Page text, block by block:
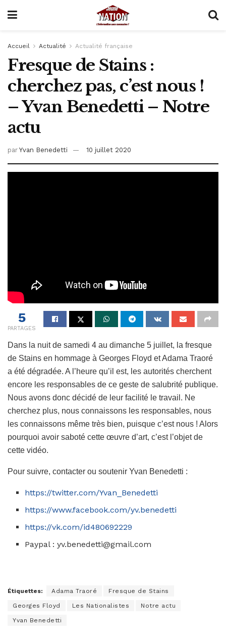
Accueil Actualité Actualité française
Fresque de Stains :
cherchez pas, c’est nous !
– Yvan Benedetti – Notre
actu
par Yvan Benedetti 10 juillet 2020
5
PARTAGES
Dans la nuit de samedi 4 au dimanche 5 juillet, la fresque
de Stains en hommage à Georges Floyd et Adama Traoré
a été dégradée. A l’heure qu’il est, les autorités cherchent
encore les responsables de ce geste de salubrité publique.
Nous avons donc décidé de leur facilité le travail. Ne
cherchez plus, nous connaissons les responsables, nous
les connaissons même très bien, puisque c’est nous ! Alors
pourquoi avoir saboté cette œuvre d’art, c’est l’objet de
cette vidéo.
Pour suivre, contacter ou soutenir Yvan Benedetti :
https://twitter.com/Yvan_Benedetti
https://www.facebook.com/yv.benedetti
https://vk.com/id480692229
Paypal :yv.benedetti@gmail.com
Étiquettes: Adama Traoré Fresque de Stains
Georges Floyd Les Nationalistes Notre actu
Yvan Benedetti